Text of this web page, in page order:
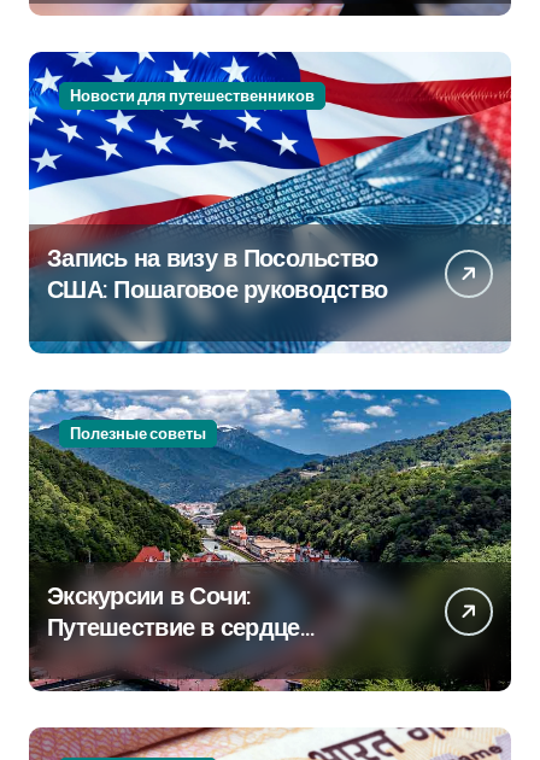
Новости для путешественников
Запись на визу в Посольство
США: Пошаговое руководство
Полезные советы
Экскурсии в Сочи:
Путешествие в сердце
Черноморского курорта